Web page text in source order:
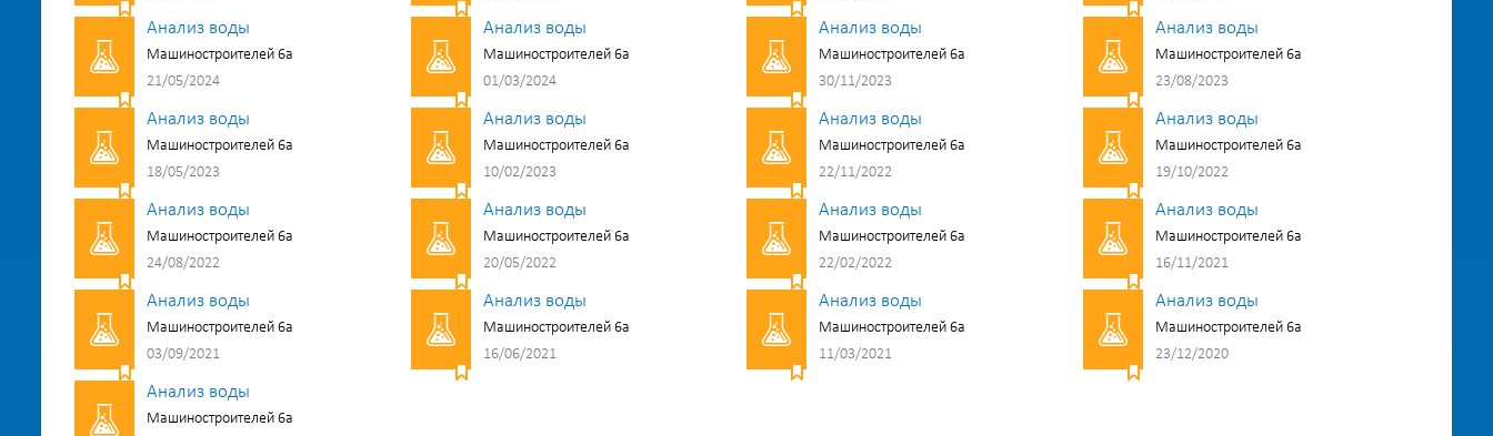
Анализ воды
Машиностроителей 6а
21/05/2024
Анализ воды
Машиностроителей 6а
01/03/2024
Анализ воды
Машиностроителей 6а
30/11/2023
Анализ воды
Машиностроителей 6а
23/08/2023
Анализ воды
Машиностроителей 6а
18/05/2023
Анализ воды
Машиностроителей 6а
10/02/2023
Анализ воды
Машиностроителей 6а
22/11/2022
Анализ воды
Машиностроителей 6а
19/10/2022
Анализ воды
Машиностроителей 6а
24/08/2022
Анализ воды
Машиностроителей 6а
20/05/2022
Анализ воды
Машиностроителей 6а
22/02/2022
Анализ воды
Машиностроителей 6а
16/11/2021
Анализ воды
Машиностроителей 6а
03/09/2021
Анализ воды
Машиностроителей 6а
16/06/2021
Анализ воды
Машиностроителей 6а
11/03/2021
Анализ воды
Машиностроителей 6а
23/12/2020
Анализ воды
Машиностроителей 6а